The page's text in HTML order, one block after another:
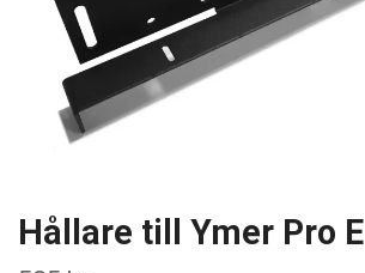
Hållare till Ymer Pro E